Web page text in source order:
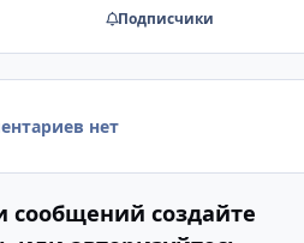
Подписчики
нет
сообщений создайте